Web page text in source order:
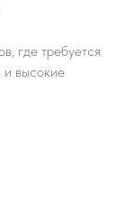
где требуется
и высокие